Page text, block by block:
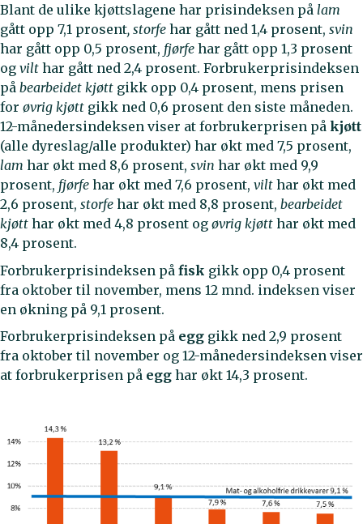
Blant de ulike kjøttslagene har prisindeksen på lam
gått opp 7,1 prosent, storfe har gått ned 1,4 prosent, svin
har gått opp 0,5 prosent, fjørfe har gått opp 1,3 prosent
og vilt har gått ned 2,4 prosent. Forbrukerprisindeksen
på bearbeidet kjøtt gikk opp 0,4 prosent, mens prisen
for øvrig kjøtt gikk ned 0,6 prosent den siste måneden.
12-månedersindeksen viser at forbrukerprisen på kjøtt
(alle dyreslag/alle produkter) har økt med 7,5 prosent,
lam har økt med 8,6 prosent, svin har økt med 9,9
prosent, fjørfe har økt med 7,6 prosent, vilt har økt med
2,6 prosent, storfe har økt med 8,8 prosent, bearbeidet
kjøtt har økt med 4,8 prosent og øvrig kjøtt har økt med
8,4 prosent.
Forbrukerprisindeksen på fisk gikk opp 0,4 prosent
fra oktober til november, mens 12 mnd. indeksen viser
en økning på 9,1 prosent.
Forbrukerprisindeksen på egg gikk ned 2,9 prosent
fra oktober til november og 12-månedersindeksen viser
at forbrukerprisen på egg har økt 14,3 prosent.